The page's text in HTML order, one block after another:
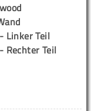
Linker Teil
Rechter Teil